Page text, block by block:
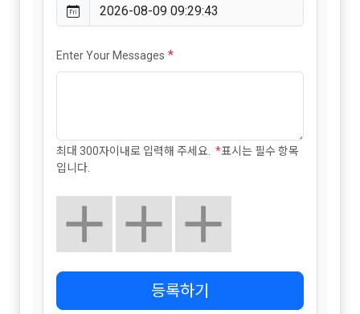
Enter Your Messages *
최대 300자이내로 입력해 주세요. *표시는 필수 항목
입니다.
등록하기